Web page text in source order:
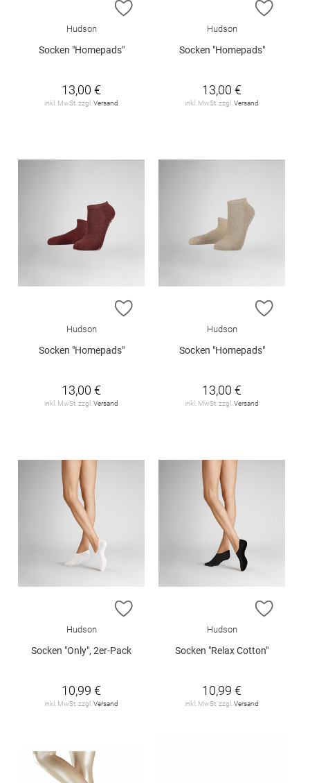
ZUR WUNSCHLISTE HINZUFÜGEN
Hudson
Socken "Homepads"
13,00 €
inkl. MwSt. zzgl.Versand
ZUR
Hudson
Socken "Homepads"
13,00 €
inkl. MwSt. zzgl.Versand
ZUR WUNSCHLISTE HINZUFÜGEN
Hudson
Socken "Homepads"
13,00 €
inkl. MwSt. zzgl. Versand
ZUR
Hudson
Socken "Homepads"
13,00 €
inkl. MwSt. zzgl. Versand
ZUR WUNSCHLISTE HINZUFÜGEN
Hudson
Socken "Only", 2er-Pack
10,99 €
inkl. MwSt. zzgl. Versand
ZUR
Hudson
Socken "Relax Cotton"
10,99 €
inkl. MwSt. zzgl. Versand